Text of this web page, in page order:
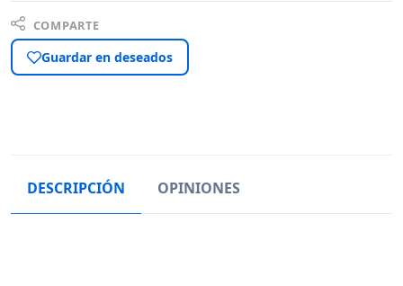
COMPARTE
Guardar en deseados
DESCRIPCIÓN OPINIONES